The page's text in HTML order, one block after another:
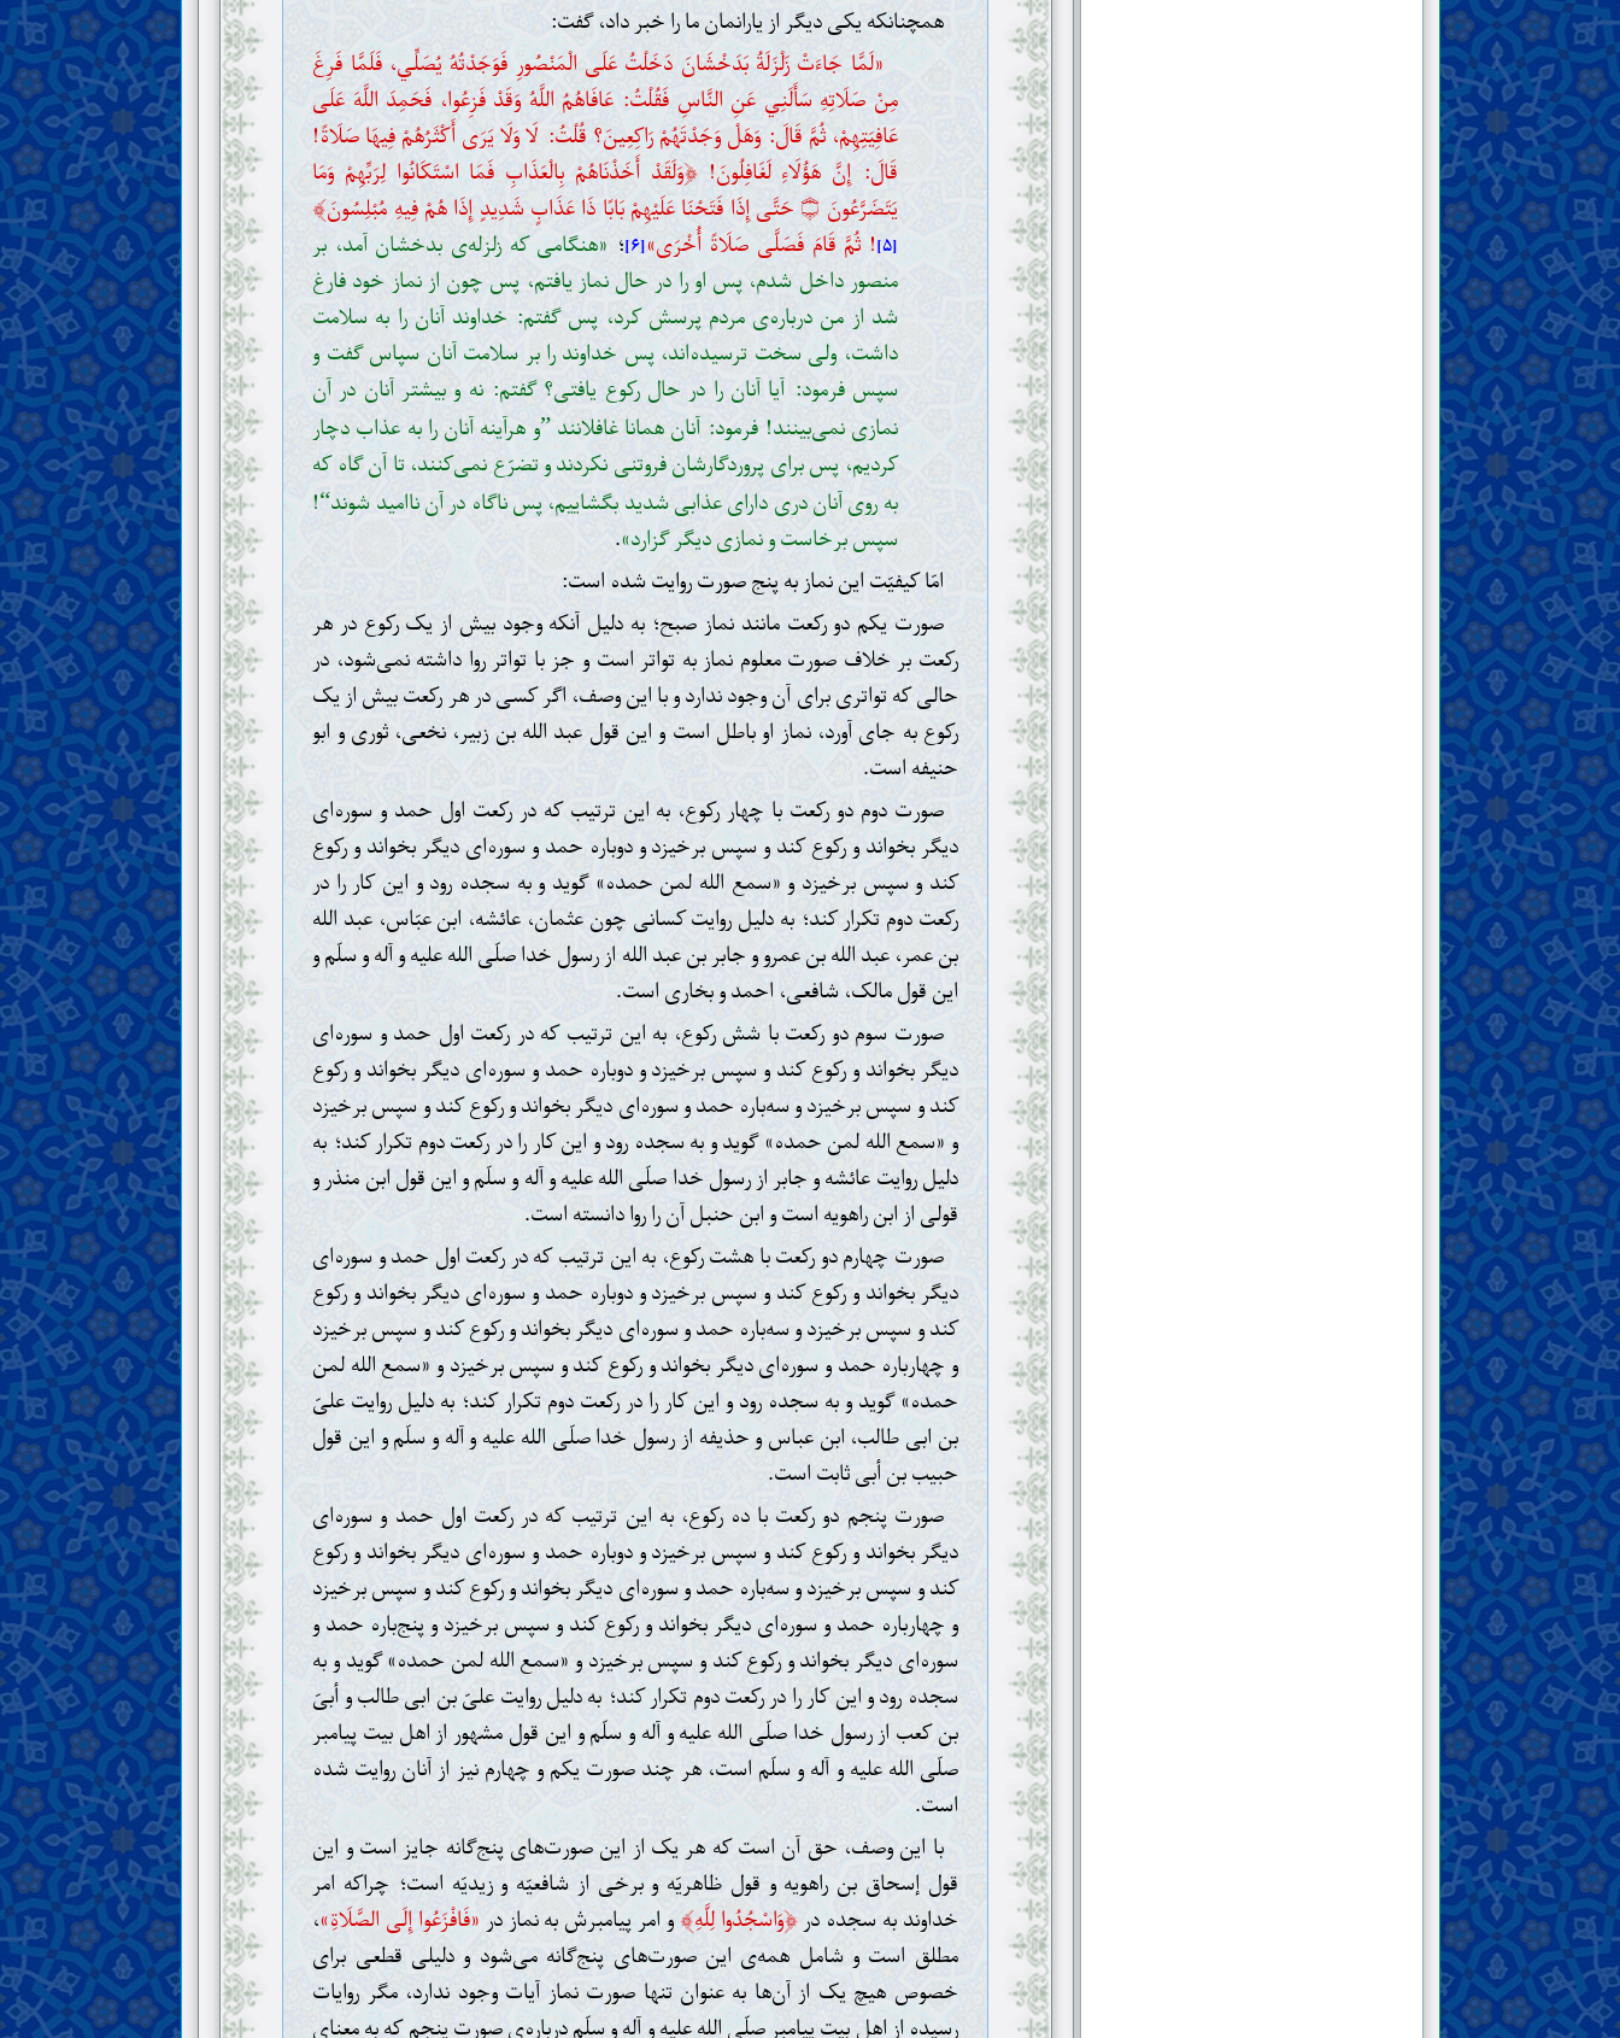
همچنانکه یکی دیگر از یارانمان ما را خبر داد، گفت:
«لَمَّا جَاءَتْ زَلْزَلَةُ بَدَخْشَانَ دَخَلْتُ عَلَى الْمَنْصُورِ فَوَجَدْتُهُ يُصَلِّي، فَلَمَّا فَرِغَ
مِنْ صَلَاتِهِ سَأَلَنِي عَنِ النَّاسِ فَقُلْتُ: عَافَاهُمُ اللَّهُ وَقَدْ فَزِعُوا، فَحَمِدَ اللَّهَ عَلَى
عَافِيَتِهِمْ، ثُمَّ قَالَ: وَهَلْ وَجَدْتَهُمْ رَاكِعِينَ؟ قُلْتُ: لَا وَلَا يَرَى أَكْثَرُهُمْ فِيهَا صَلَاةً!
قَالَ: إِنَّ هَؤُلَاءِ لَغَافِلُونَ!﴿وَلَقَدْ أَخَذْنَاهُمْ بِالْعَذَابِ فَمَا اسْتَكَانُوا لِرَبِّهِمْ وَمَا
يَتَضَرَّعُونَ ۝ حَتَّى إِذَا فَتَحْنَا عَلَيْهِمْ بَابًا ذَا عَذَابٍ شَدِيدٍ إِذَا هُمْ فِيهِ مُبْلِسُونَ﴾
[۵] ! ثُمَّ قَامَ فَصَلَّى صَلَاةً أُخْرَى»[۶] ؛ «هنگامی که زلزله‌ی بدخشان آمد، بر
منصور داخل شدم، پس او را در حال نماز یافتم، پس چون از نماز خود فارغ
شد از من درباره‌ی مردم پرسش کرد، پس گفتم: خداوند آنان را به سلامت
داشت، ولی سخت ترسیده‌اند، پس خداوند را بر سلامت آنان سپاس گفت و
سپس فرمود: آیا آنان را در حال رکوع یافتی؟ گفتم: نه و بیشتر آنان در آن
نمازی نمی‌بینند! فرمود: آنان همانا غافلانند”و هرآینه آنان را به عذاب دچار
کردیم، پس برای پروردگارشان فروتنی نکردند و تضرّع نمی‌کنند، تا آن گاه که
به روی آنان دری دارای عذابی شدید بگشاییم، پس ناگاه در آن ناامید شوند“
!
سپس برخاست و نمازی دیگر گزارد».
امّا کیفیّت این نماز به پنج صورت روایت شده است:
صورت یکم دو رکعت مانند نماز صبح؛ به دلیل آنکه وجود بیش از یک رکوع در هر
رکعت بر خلاف صورت معلوم نماز به تواتر است و جز با تواتر روا داشته نمی‌شود، در
حالی که تواتری برای آن وجود ندارد و با این وصف، اگر کسی در هر رکعت بیش از یک
رکوع به جای آورد، نماز او باطل است و این قول عبد الله بن زبیر، نخعی، ثوری و ابو
حنیفه است.
صورت دوم دو رکعت با چهار رکوع، به این ترتیب که در رکعت اول حمد و سوره‌ای
دیگر بخواند و رکوع کند و سپس برخیزد و دوباره حمد و سوره‌ای دیگر بخواند و رکوع
کند و سپس برخیزد و «سمع الله لمن حمده» گوید و به سجده رود و این کار را در
رکعت دوم تکرار کند؛ به دلیل روایت کسانی چون عثمان، عائشه، ابن عبّاس، عبد الله
بن عمر، عبد الله بن عمرو و جابر بن عبد الله از رسول خدا صلّی الله علیه و آله و سلّم و
این قول مالک، شافعی، احمد و بخاری است.
صورت سوم دو رکعت با شش رکوع، به این ترتیب که در رکعت اول حمد و سوره‌ای
دیگر بخواند و رکوع کند و سپس برخیزد و دوباره حمد و سوره‌ای دیگر بخواند و رکوع
کند و سپس برخیزد و سه‌باره حمد و سوره‌ای دیگر بخواند و رکوع کند و سپس برخیزد
و «سمع الله لمن حمده» گوید و به سجده رود و این کار را در رکعت دوم تکرار کند؛ به
دلیل روایت عائشه و جابر از رسول خدا صلّی الله علیه و آله و سلّم و این قول ابن منذر و
قولی از ابن راهویه است و ابن حنبل آن را روا دانسته است.
صورت چهارم دو رکعت با هشت رکوع، به این ترتیب که در رکعت اول حمد و سوره‌ای
دیگر بخواند و رکوع کند و سپس برخیزد و دوباره حمد و سوره‌ای دیگر بخواند و رکوع
کند و سپس برخیزد و سه‌باره حمد و سوره‌ای دیگر بخواند و رکوع کند و سپس برخیزد
و چهارباره حمد و سوره‌ای دیگر بخواند و رکوع کند و سپس برخیزد و «سمع الله لمن
حمده» گوید و به سجده رود و این کار را در رکعت دوم تکرار کند؛ به دلیل روایت علیّ
بن ابی طالب، ابن عباس و حذیفه از رسول خدا صلّی الله علیه و آله و سلّم و این قول
حبیب بن أبی ثابت است.
صورت پنجم دو رکعت با ده رکوع، به این ترتیب که در رکعت اول حمد و سوره‌ای
دیگر بخواند و رکوع کند و سپس برخیزد و دوباره حمد و سوره‌ای دیگر بخواند و رکوع
کند و سپس برخیزد و سه‌باره حمد و سوره‌ای دیگر بخواند و رکوع کند و سپس برخیزد
و چهارباره حمد و سوره‌ای دیگر بخواند و رکوع کند و سپس برخیزد و پنج‌باره حمد و
سوره‌ای دیگر بخواند و رکوع کند و سپس برخیزد و «سمع الله لمن حمده» گوید و به
سجده رود و این کار را در رکعت دوم تکرار کند؛ به دلیل روایت علیّ بن ابی طالب و أبیّ
بن کعب از رسول خدا صلّی الله علیه و آله و سلّم و این قول مشهور از اهل بیت پیامبر
صلّی الله علیه و آله و سلّم است، هر چند صورت یکم و چهارم نیز از آنان روایت شده
است.
با این وصف، حق آن است که هر یک از این صورت‌های پنج‌گانه جایز است و این
قول إسحاق بن راهویه و قول ظاهریّه و برخی از شافعیّه و زیدیّه است؛ چراکه امر
خداوند به سجده در﴿وَاسْجُدُوا لِلَّهِ﴾و امر پیامبرش به نماز در «فَافْزَعُوا إِلَى الصَّلَاةِ»،
مطلق است و شامل همه‌ی این صورت‌های پنج‌گانه می‌شود و دلیلی قطعی برای
خصوص هیچ یک از آن‌ها به عنوان تنها صورت نماز آیات وجود ندارد، مگر روایات
رسیده از اهل بیت پیامبر صلّی الله علیه و آله و سلّم درباره‌ی صورت پنجم که به معنای